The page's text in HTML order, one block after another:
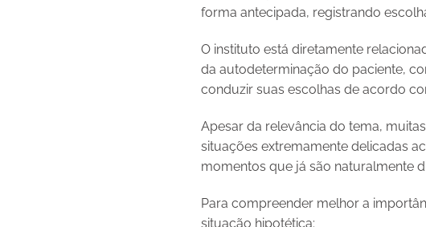
forma antecipada, registrando
O instituto está diretamente
da autodeterminação do paciente,
conduzir suas escolhas de acordo
Apesar da relevância do tema,
situações extremamente delicadas
momentos que já são naturalmente
Para compreender melhor a
situação hipotética: